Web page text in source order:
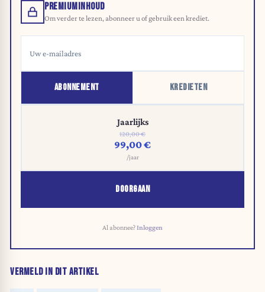
PREMIUMINHOUD
Om verder te lezen, abonneer u of gebruik een krediet.
ABONNEMENT KREDIETEN
Jaarlijks
120,00 €
99,00 €
/jaar
DOORGAAN
Al abonnee?Inloggen
VERMELD IN DIT ARTIKEL